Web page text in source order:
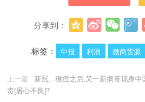
分享到：
标签：
中报 利润 微商货源
上一篇
新冠、猴痘之后,又一新病毒现身
责[居心不良]?